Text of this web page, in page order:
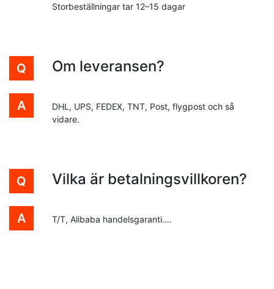
Storbeställningar tar 12–15 dagar
Om leveransen?
DHL, UPS, FEDEX, TNT, Post, flygpost och så
vidare.
Vilka är betalningsvillkoren?
T/T, Alibaba handelsgaranti....